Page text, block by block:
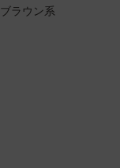
ブラウン系